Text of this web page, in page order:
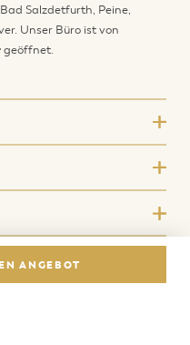
ANGEBOT
Salzdetfurth, Peine,
Unser Büro ist von
geöffnet.